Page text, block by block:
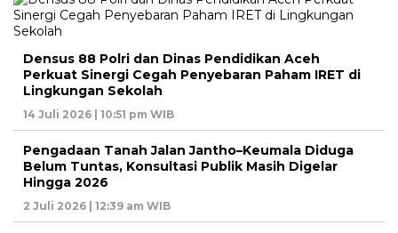
Densus 88 Polri dan Dinas Pendidikan Aceh
Perkuat Sinergi Cegah Penyebaran Paham IRET di
Lingkungan Sekolah
14 Juli 2026 | 10:51 pm WIB
Pengadaan Tanah Jalan Jantho–Keumala Diduga
Belum Tuntas, Konsultasi Publik Masih Digelar
Hingga 2026
2 Juli 2026 | 12:39 am WIB